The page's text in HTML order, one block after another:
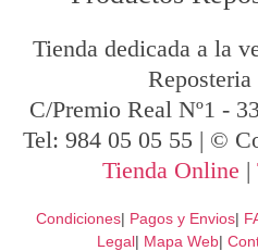
Tienda dedicada a la
C/Premio Real Nº1 -
Tel: 984 05 05 55 | ©
Tienda Online |
Condiciones| Pagos y Envios|
Legal| Mapa Web|